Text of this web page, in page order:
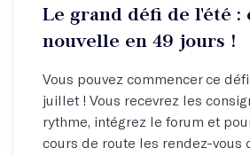
Une publication
Le grand défi de l'été
nouvelle en 49 jours !
Vous pouvez commencer ce
juillet ! Vous recevrez les
rythme, intégrez le forum et
cours de route les rendez-vous